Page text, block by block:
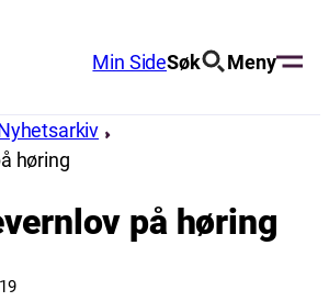
Min SideSøk Meny
høring
på høring